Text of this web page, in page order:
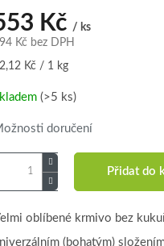
Kč / ks
Kč bez DPH
Kč / 1 kg
(>5 ks)
doručení
Přidat do
oblíbené krmivo bez
(bohatým)